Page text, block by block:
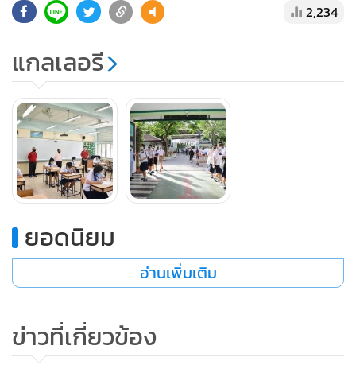
ศึกษาตอนปลาย และระดับมัธยมศึกษาให้สลับวันมาเรียน
เหมาะสม โดยตั้งแต่วันที่ 1-20 มิ.ย. 63 สำนักการศึกษาจะได้
ตรวจความพร้อมของโรงเรียนที่จะจัดการเรียนการสอนแบบผสม
2,234
แกลเลอรี
ยอดนิยม
อ่านเพิ่มเติม
ข่าวที่เกี่ยวข้อง